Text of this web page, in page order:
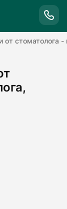
стоматолога -